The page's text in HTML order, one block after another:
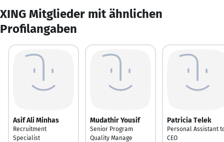
XING Mitglieder mit ähnlichen
Profilangaben
Asif Ali Minhas
Recruitment
Specialist
Mudathir Yousif
Senior Program
Quality Manage
Patricia Telek
Personal Assistant
CEO